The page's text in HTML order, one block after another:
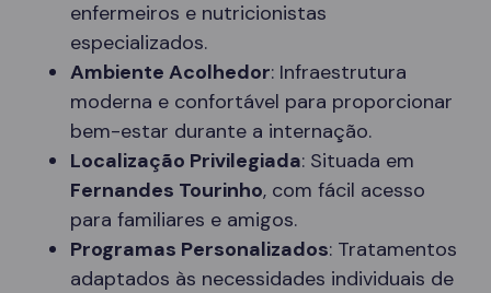
enfermeiros e nutricionistas
especializados.
Ambiente Acolhedor: Infraestrutura
moderna e confortável para proporcionar
bem-estar durante a internação.
Localização Privilegiada: Situada em
Fernandes Tourinho, com fácil acesso
para familiares e amigos.
Programas Personalizados: Tratamentos
adaptados às necessidades individuais de